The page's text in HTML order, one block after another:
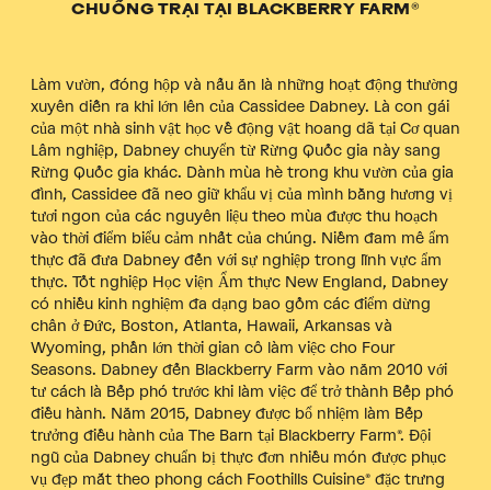
CHUỒNG TRẠI TẠI BLACKBERRY FARM®
Làm vườn, đóng hộp và nấu ăn là những hoạt động thường
xuyên diễn ra khi lớn lên của Cassidee Dabney. Là con gái
của một nhà sinh vật học về động vật hoang dã tại Cơ quan
Lâm nghiệp, Dabney chuyển từ Rừng Quốc gia này sang
Rừng Quốc gia khác. Dành mùa hè trong khu vườn của gia
đình, Cassidee đã neo giữ khẩu vị của mình bằng hương vị
tươi ngon của các nguyên liệu theo mùa được thu hoạch
vào thời điểm biểu cảm nhất của chúng. Niềm đam mê ẩm
thực đã đưa Dabney đến với sự nghiệp trong lĩnh vực ẩm
thực. Tốt nghiệp Học viện Ẩm thực New England, Dabney
có nhiều kinh nghiệm đa dạng bao gồm các điểm dừng
chân ở Đức, Boston, Atlanta, Hawaii, Arkansas và
Wyoming, phần lớn thời gian cô làm việc cho Four
Seasons. Dabney đến Blackberry Farm vào năm 2010 với
tư cách là Bếp phó trước khi làm việc để trở thành Bếp phó
điều hành. Năm 2015, Dabney được bổ nhiệm làm Bếp
trưởng điều hành của The Barn tại Blackberry Farm®. Đội
ngũ của Dabney chuẩn bị thực đơn nhiều món được phục
vụ đẹp mắt theo phong cách Foothills Cuisine® đặc trưng